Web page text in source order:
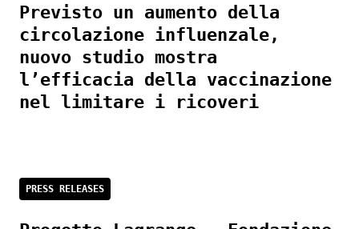
Previsto un aumento della
circolazione influenzale,
nuovo studio mostra
l’efficacia della vaccinazione
nel limitare i ricoveri
PRESS RELEASES